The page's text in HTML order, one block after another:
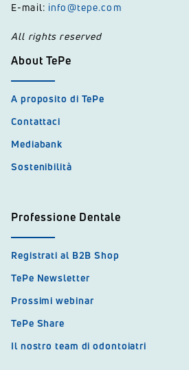
E-mail: info@tepe.com
All rights reserved
About TePe
A proposito di TePe
Contattaci
Mediabank
Sostenibilità
Professione Dentale
Registrati al B2B Shop
TePe Newsletter
Prossimi webinar
TePe Share
Il nostro team di odontoiatri